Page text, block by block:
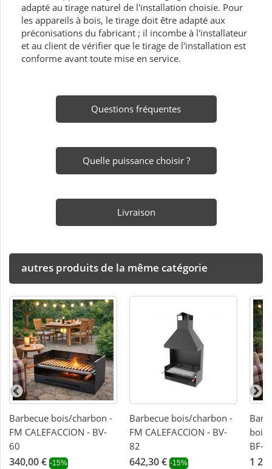
adapté au tirage naturel de l'installation choisie. Pour
les appareils à bois, le tirage doit être adapté aux
préconisations du fabricant ; il incombe à l'installateur
et au client de vérifier que le tirage de l'installation est
conforme avant toute mise en service.
Questions fréquentes
Quelle puissance choisir ?
Livraison
autres produits de la même catégorie
Barbecue bois/charbon -
FM CALEFACCION - BV-
60
340,00 € -15%
Barbecue bois/charbon -
FM CALEFACCION - BV-
82
642,30 € -15%
bois
BF-
1